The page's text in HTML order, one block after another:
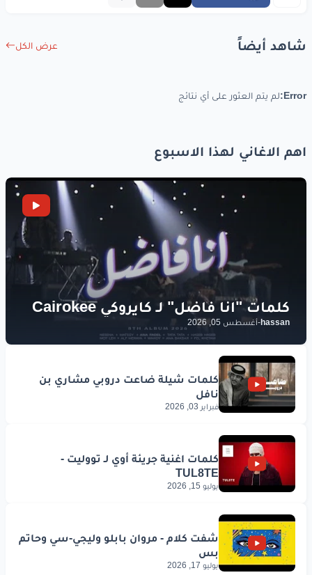
شاهد أيضاً عرض الكل
Error: لم يتم العثور على أي نتائج
اهم الاغاني لهذا الاسبوع
hassan
-أغسطس 05, 2026
فبراير 03, 2026
يوليو 15, 2026
يوليو 17, 2026